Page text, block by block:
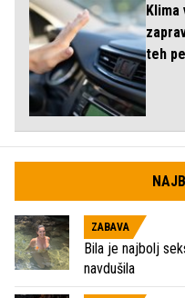
Klima
teh
ZABAVA
Bila je najbolj
navdušila